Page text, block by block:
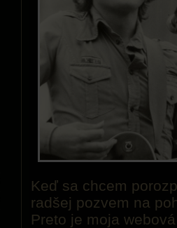
Keď sa chcem
radšej pozvem na
Preto je moja